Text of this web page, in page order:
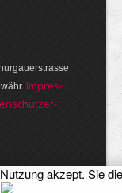
Im­pres­
akzept. Sie die